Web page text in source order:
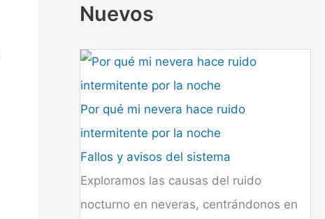
Nuevos
Por qué mi nevera hace ruido
intermitente por la noche
Fallos y avisos del sistema
Exploramos las causas del ruido
nocturno en neveras, centrándonos en